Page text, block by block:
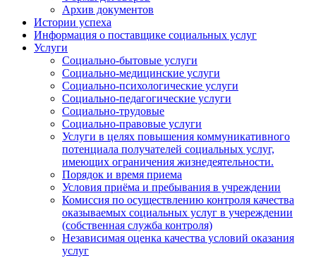
Архив документов
Истории успеха
Информация о поставщике социальных услуг
Услуги
Социально-бытовые услуги
Социально-медицинские услуги
Социально-психологические услуги
Социально-педагогические услуги
Социально-трудовые
Социально-правовые услуги
Услуги в целях повышения коммуникативного
потенциала получателей социальных услуг,
имеющих ограничения жизнедеятельности.
Порядок и время приема
Условия приёма и пребывания в учреждении
Комиссия по осуществлению контроля качества
оказываемых социальных услуг в учереждении
(собственная служба контроля)
Независимая оценка качества условий оказания
услуг